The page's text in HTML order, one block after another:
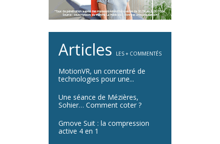
Articles LES + COMMENTÉS
MotionVR, un concentré de
technologies pour une...
Une séance de Mézières,
Sohier… Comment coter ?
Gmove Suit : la compression
active 4 en 1